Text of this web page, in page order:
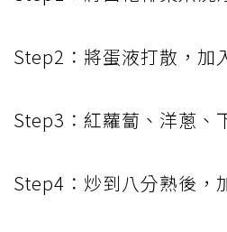
Step2：將蛋液打散，加
Step3：紅蘿蔔、洋蔥、
Step4：炒到八分熟後，